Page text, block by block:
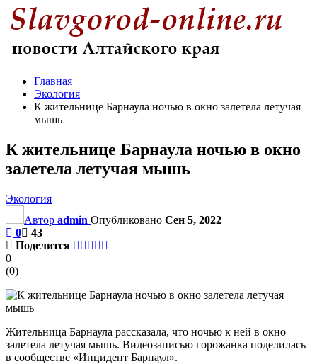
Главная
Экология
К жительнице Барнаула ночью в окно залетела летучая
мышь
К жительнице Барнаула ночью в окно
залетела летучая мышь
Экология
Автор admin Опубликовано Сен 5, 2022
0
43
Поделится
0
(0)
Жительница Барнаула рассказала, что ночью к ней в окно
залетела летучая мышь. Видеозаписью горожанка поделилась
в сообществе «Инцидент Барнаул».